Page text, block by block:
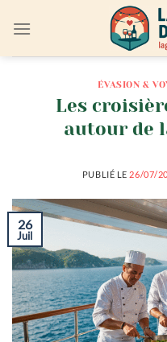
ÉVASION &
Les
autour de
PUBLIÉ LE 26/07/
26
Juil